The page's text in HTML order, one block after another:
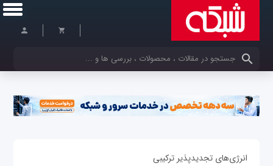
کلمات کلیدی خود را وارد کنید
انرژی‌های تجدیدپذیر ترکیبی